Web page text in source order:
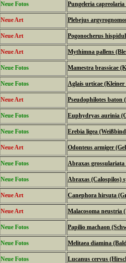
Neue Fotos Pungeleria
Neue Art Plebejus
Neue Art Pogonocherus
Neue Art Mythimna pallens
Neue Fotos Mamestra brassicae
Neue Fotos Aglais urticae (Kleiner
Neue Art Pseudophilotes
Neue Fotos Euphydryas aurinia
Neue Fotos Erebia ligea
Neue Art Odonteus armiger
Neue Fotos Abraxas grossulariata
Neue Fotos Abraxas (Calospilos)
Neue Art Canephora hirsuta
Neue Art Malacosoma neustria
Neue Fotos Papilio machaon
Neue Fotos Melitaea diamina
Neue Fotos Lucanus cervus